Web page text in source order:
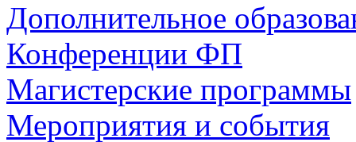
Дополнительное
Конференции ФП
Магистерские программы
Мероприятия и события